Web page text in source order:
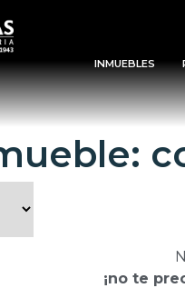
INMUEBLES
¡no te